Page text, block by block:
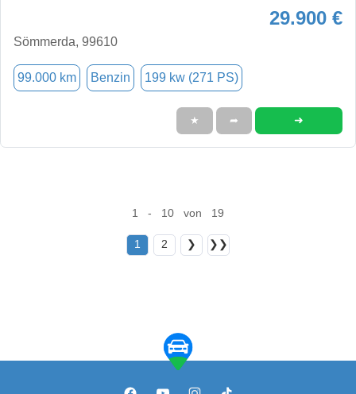
29.900 €
Sömmerda, 99610
99.000 km Benzin 199 kw (271 PS)
★ ➦ ➜
1 - 10 von 19
1 2 ❯ ❯❯